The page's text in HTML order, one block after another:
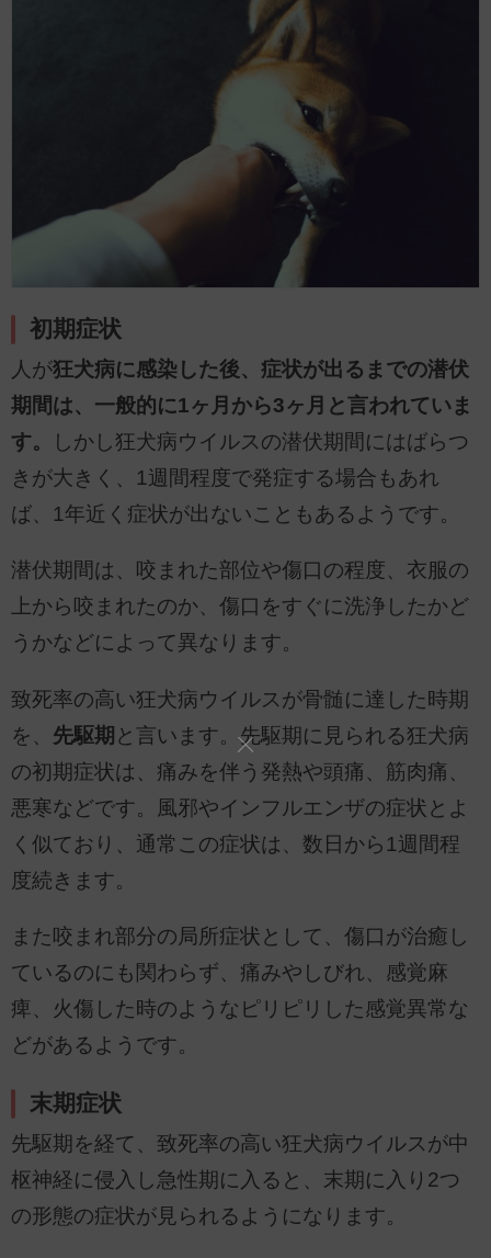
初期症状
人が狂犬病に感染した後、症状が出るまでの潜伏
期間は、一般的に1ヶ月から3ヶ月と言われていま
す。
しかし狂犬病ウイルスの潜伏期間にはばらつ
きが大きく、1週間程度で発症する場合もあれ
ば、1年近く症状が出ないこともあるようです。
潜伏期間は、咬まれた部位や傷口の程度、衣服の
上から咬まれたのか、傷口をすぐに洗浄したかど
うかなどによって異なります。
致死率の高い狂犬病ウイルスが骨髄に達した時期
を、 先駆期 と言います。先駆期に見られる狂犬病
の初期症状は、痛みを伴う発熱や頭痛、筋肉痛、
悪寒などです。風邪やインフルエンザの症状とよ
く似ており、通常この症状は、数日から1週間程
度続きます。
また咬まれ部分の局所症状として、傷口が治癒し
ているのにも関わらず、痛みやしびれ、感覚麻
痺、火傷した時のようなピリピリした感覚異常な
どがあるようです。
末期症状
先駆期を経て、致死率の高い狂犬病ウイルスが中
枢神経に侵入し急性期に入ると、末期に入り2つ
の形態の症状が見られるようになります。